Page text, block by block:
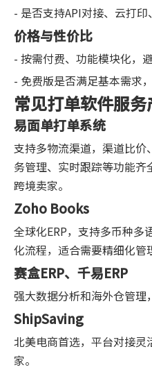
- 是否支持API对接、云打印
价格与性价比
- 按需付费、功能模块化，
- 免费版是否满足基本需求
常见打单软件服
易面单打单系统
支持多物流渠道，渠道比价
务管理、实时跟踪等功能
跨境卖家。
Zoho Books
全球化ERP，支持多币种多
化流程，适合需要精细化管
赛盒ERP、千易ERP
强大数据分析和海外仓管理
ShipSaving
北美电商首选，平台对接
家。